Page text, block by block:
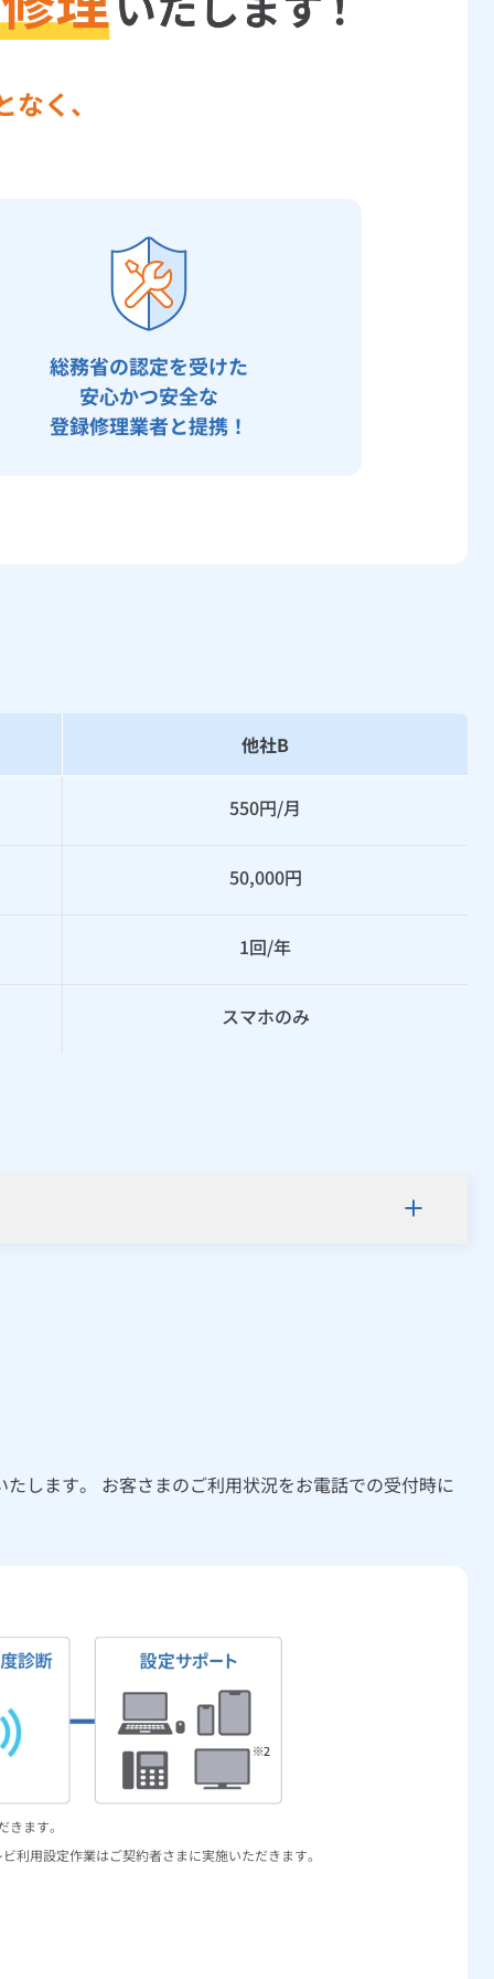
く、
総務省の認定を受けた
安心かつ安全な
登録修理業者と提携！
他社B
550円/月
50,000円
1回/年
スマホのみ
します。 お客さまのご利用状況をお電話での受付時に
ます。
利用設定作業はご契約者さまに実施いただきます。